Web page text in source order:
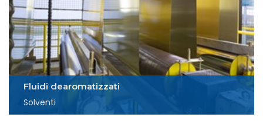
Fluidi dearomatizzati
Solventi